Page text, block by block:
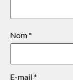
Nom *
E-mail *